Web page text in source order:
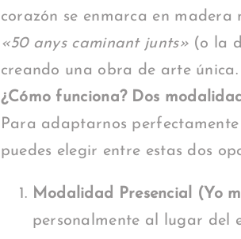
corazón se enmarca en
«50 anys caminant junts»(o la
creando una obra de arte única.
¿Cómo funciona? Dos
Para adaptarnos
puedes elegir entre estas dos
Modalidad Presencial (Yo
personalmente al lugar del